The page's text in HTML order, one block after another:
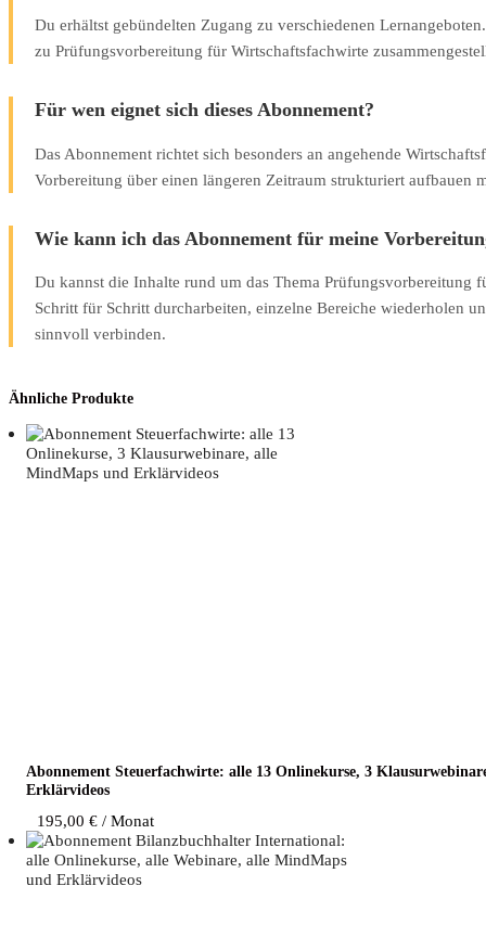
Du erhältst gebündelten Zugang zu verschiedenen
zu Prüfungsvorbereitung für Wirtschaftsfachwirte
Für wen eignet sich dieses Abonnement?
Das Abonnement richtet sich besonders an angehende
Vorbereitung über einen längeren Zeitraum strukturiert aufbauen
Wie kann ich das Abonnement für meine
Du kannst die Inhalte rund um das Thema Prüfungsvorbereitung
Schritt für Schritt durcharbeiten, einzelne Bereiche wiederholen
sinnvoll verbinden.
Ähnliche Produkte
Abon­ne­ment Steu­er­fach­wir­te: alle 13 Online­kur­se, 3
Erklärvideos
195,00 € / Monat